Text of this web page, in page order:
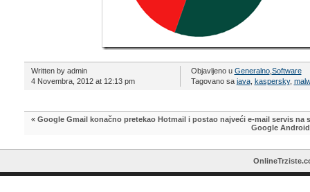
Written by admin
4 Novembra, 2012 at 12:13 pm
Objavljeno u Generalno, Software
Tagovano sa java, kaspersky,
« Google Gmail konačno pretekao Hotmail i postao najveći e-mail servis na
Google